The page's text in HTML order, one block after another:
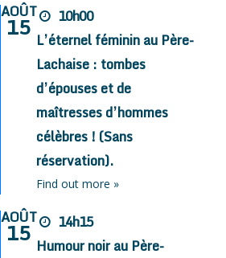
AOÛT
15
10h00
L’éternel féminin au Père-
Lachaise : tombes
d’épouses et de
maîtresses d’hommes
célèbres ! (Sans
réservation).
Find out more »
AOÛT
15
14h15
Humour noir au Père-